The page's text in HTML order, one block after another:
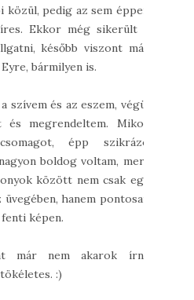
pedig az sem éppen
Ekkor még sikerült a
később viszont már
bármilyen is.
szívem és az eszem, végül
megrendeltem. Mikor
épp szikrázó
boldog voltam, mert
között nem csak egy
hanem pontosan
képen.
már nem akarok írni,
:)